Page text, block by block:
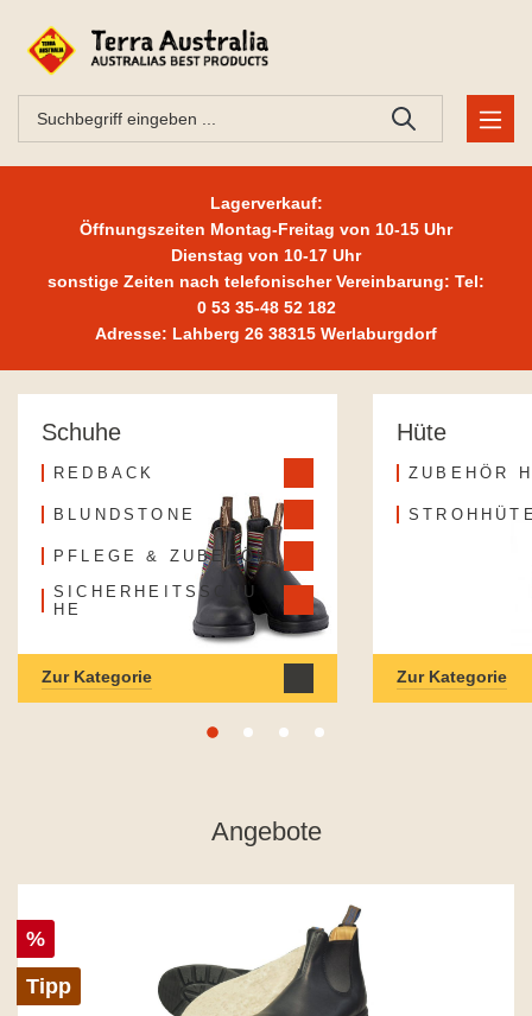
Lagerverkauf:
Öffnungszeiten Montag-Freitag von 10-15 Uhr
Dienstag von 10-17 Uhr
sonstige Zeiten nach telefonischer Vereinbarung: Tel:
0 53 35-48 52 182
Adresse: Lahberg 26 38315 Werlaburgdorf
Schuhe
REDBACK
BLUNDSTONE
PFLEGE & ZUBEHÖR
SICHERHEITSSCHU
HE
Zur Kategorie
Hüte
ZUBEHÖR
Zur Kategorie
Angebote
%
Tipp